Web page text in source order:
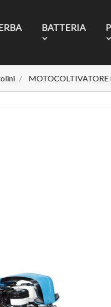
BATTERIA
MOTOCOLTIVATORE